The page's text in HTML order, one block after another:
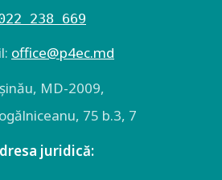
238 669
оffice@p4ec.md
MD-2009,
75 b.3, 7
juridică: